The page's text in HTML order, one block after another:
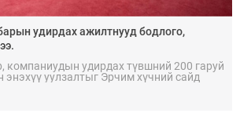
удирдах ажилтнууд бодлого,
компаниудын удирдах түвшний 200 гаруй
энэхүү уулзалтыг Эрчим хүчний сайд